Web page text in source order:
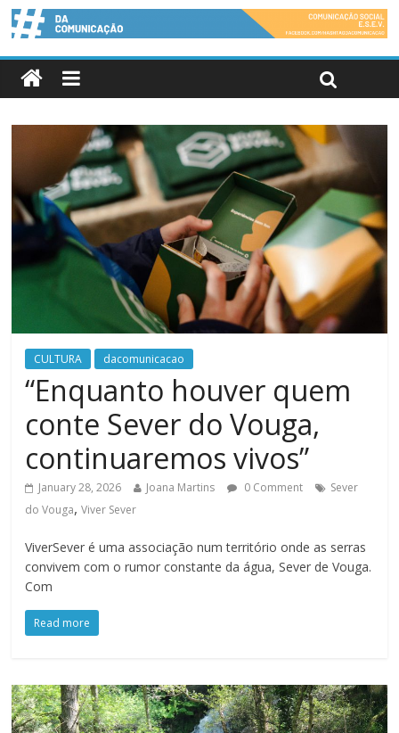
CULTURA dacomunicacao
“Enquanto houver quem
conte Sever do Vouga,
continuaremos vivos”
January 28, 2026 Joana Martins 0 Comment
Sever
do Vouga,Viver Sever
ViverSever é uma associação num território onde as serras
convivem com o rumor constante da água, Sever de Vouga.
Com
Read more